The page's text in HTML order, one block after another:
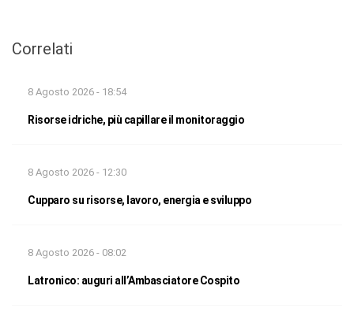
Correlati
8 Agosto 2026 - 18:54
Risorse idriche, più capillare il monitoraggio
8 Agosto 2026 - 12:30
Cupparo su risorse, lavoro, energia e sviluppo
8 Agosto 2026 - 08:02
Latronico: auguri all’Ambasciatore Cospito